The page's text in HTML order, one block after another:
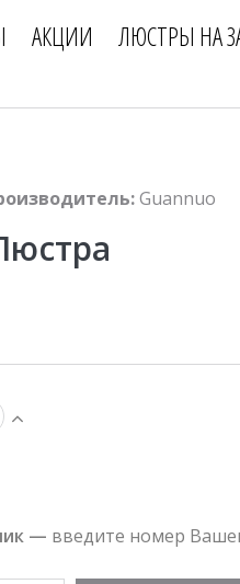
АКЦИИ ЛЮСТРЫ НА
Guannuo
— введите номер